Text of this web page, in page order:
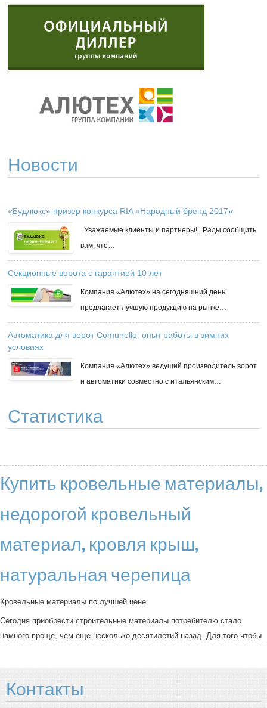
Новости
«Будлюкс» призер конкурса RIA «Народный бренд 2017»
Уважаемые клиенты и партнеры! Рады сообщить
вам, что…
Секционные ворота с гарантией 10 лет
Компания «Алютех» на сегодняшний день
предлагает лучшую продукцию на рынке…
Автоматика для ворот Comunello: опыт работы в зимних
условиях
Компания «Алютех» ведущий производитель ворот
и автоматики совместно с итальянским…
Статистика
Купить кровельные материалы,
недорогой кровельный
материал, кровля крыш,
натуральная черепица
Кровельные материалы по лучшей цене
Сегодня приобрести строительные материалы потребителю стало
намного проще, чем еще несколько десятилетий назад. Для того чтобы
другом гаджете и посерфить интернет в поисках того, что вам нужно
Контакты